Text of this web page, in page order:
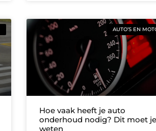
AUTO’S EN
Hoe vaak heeft je auto
onderhoud nodig? Dit moet je
weten